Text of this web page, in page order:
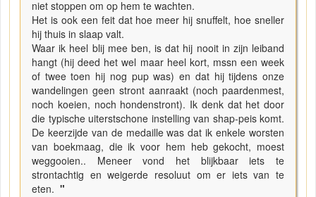
niet stoppen om op hem te wachten.
Het is ook een feit dat hoe meer hij snuffelt, hoe sneller
hij thuis in slaap valt.
Waar ik heel blij mee ben, is dat hij nooit in zijn leiband
hangt (hij deed het wel maar heel kort, mssn een week
of twee toen hij nog pup was) en dat hij tijdens onze
wandelingen geen stront aanraakt (noch paardenmest,
noch koeien, noch hondenstront). Ik denk dat het door
die typische uiterstschone instelling van shap-peis komt.
De keerzijde van de medaille was dat ik enkele worsten
van boekmaag, die ik voor hem heb gekocht, moest
weggooien.. Meneer vond het blijkbaar iets te
strontachtig en weigerde resoluut om er iets van te
eten. "